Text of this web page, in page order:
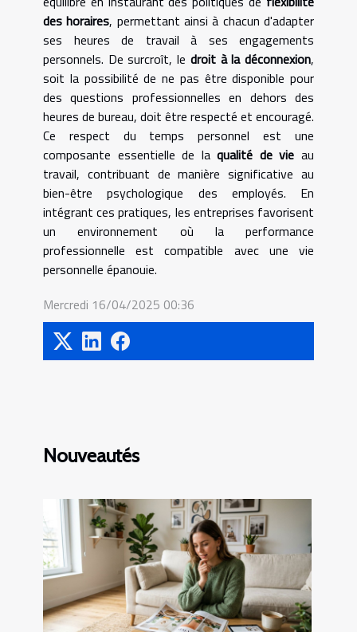
des horaires, permettant ainsi à chacun d'adapter
ses heures de travail à ses engagements
personnels. De surcroît, le droit à la déconnexion,
soit la possibilité de ne pas être disponible pour
des questions professionnelles en dehors des
heures de bureau, doit être respecté et encouragé.
Ce respect du temps personnel est une
composante essentielle de laqualité de vie au
travail, contribuant de manière significative au
bien-être psychologique des employés. En
intégrant ces pratiques, les entreprises favorisent
un environnement où la performance
professionnelle est compatible avec une vie
personnelle épanouie.
Mercredi 16/04/2025 00:36
Nouveautés